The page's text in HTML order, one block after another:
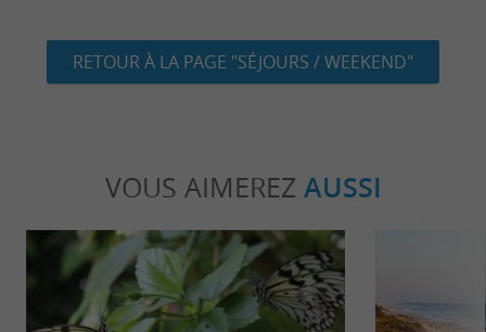
RETOUR À LA PAGE "SÉJOURS / WEEKEND"
VOUS AIMEREZ AUSSI